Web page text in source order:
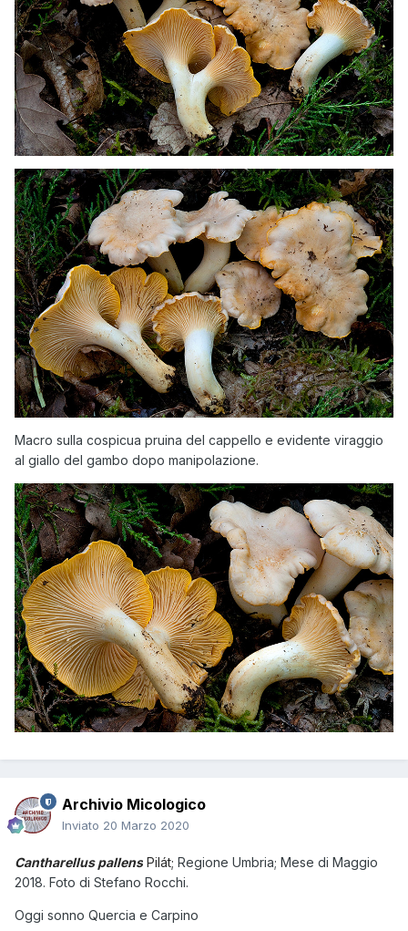
Macro sulla cospicua pruina del cappello e evidente viraggio
al giallo del gambo dopo manipolazione.
Archivio Micologico
Inviato 20 Marzo 2020
Cantharellus pallens Pilát; Regione Umbria; Mese di Maggio
2018. Foto di Stefano Rocchi.
Oggi sonno Quercia e Carpino